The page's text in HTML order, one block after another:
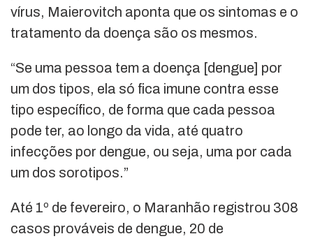
vírus, Maierovitch aponta que os sintomas e o
tratamento da doença são os mesmos.
“Se uma pessoa tem a doença [dengue] por
um dos tipos, ela só fica imune contra esse
tipo específico, de forma que cada pessoa
pode ter, ao longo da vida, até quatro
infecções por dengue, ou seja, uma por cada
um dos sorotipos.”
Até 1º de fevereiro, o Maranhão registrou 308
casos prováveis de dengue, 20 de